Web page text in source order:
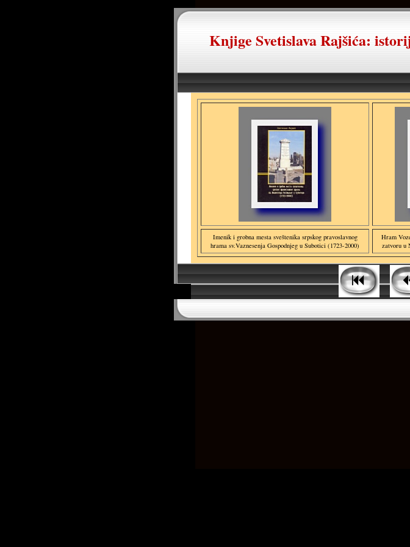
Knjige Svetislava Rajšića:
Imenik i grobna mesta sveštenika srpskog pravoslavnog
hrama sv.Vaznesenja Gospodnjeg u Subotici (1723-2000)
Hram
zatvoru u